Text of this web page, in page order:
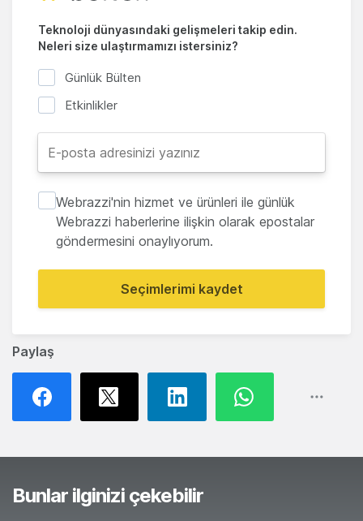
Paylaş
Teknoloji dünyasındaki gelişmeleri takip edin.
Neleri size ulaştırmamızı istersiniz?
Günlük Bülten
Etkinlikler
Webrazzi'nin hizmet ve ürünleri ile günlük
Webrazzi haberlerine ilişkin olarak epostalar
göndermesini onaylıyorum.
Seçimlerimi kaydet
Bunlar ilginizi çekebilir